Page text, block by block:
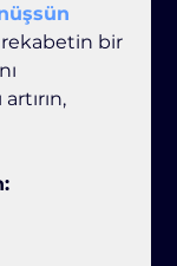
bir